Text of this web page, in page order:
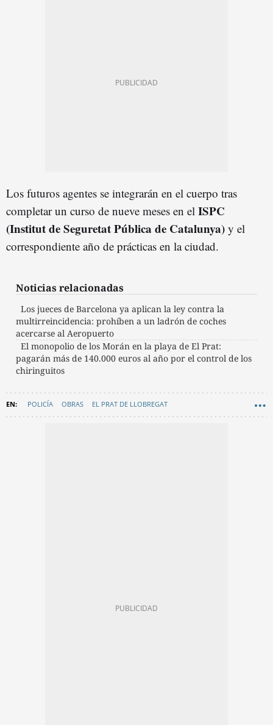
Los futuros agentes se integrarán en el cuerpo tras
completar un curso de nueve meses en el ISPC
(Institut de Seguretat Pública de Catalunya) y el
correspondiente año de prácticas en la ciudad.
Noticias relacionadas
Los jueces de Barcelona ya aplican la ley contra la
multirreincidencia: prohíben a un ladrón de coches
acercarse al Aeropuerto
El monopolio de los Morán en la playa de El Prat:
pagarán más de 140.000 euros al año por el control de los
chiringuitos
POLICÍA OBRAS EL PRAT DE LLOBREGAT